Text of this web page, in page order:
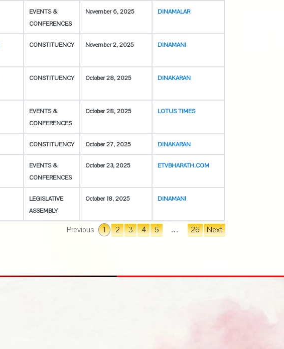
EVENTS &
CONFERENCES
November 6, 2025 DINAMALAR
CONSTITUENCY November 2, 2025 DINAMANI
CONSTITUENCY October 28, 2025 DINAKARAN
EVENTS &
CONFERENCES
October 28, 2025 LOTUS TIMES
CONSTITUENCY October 27, 2025 DINAKARAN
EVENTS &
CONFERENCES
October 23, 2025 ETVBHARATH.COM
LEGISLATIVE
ASSEMBLY
October 18, 2025 DINAMANI
Previous 1 2 3 4 5 … 26 Next